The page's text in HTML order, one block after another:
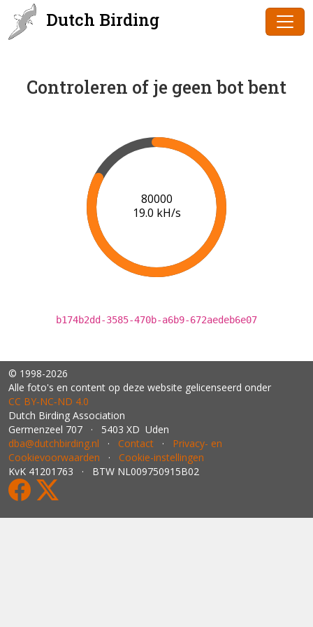
Dutch Birding
Controleren of je geen bot bent
80000
19.0 kH/s
b174b2dd-3585-470b-a6b9-672aedeb6e07
© 1998-2026
Alle foto's en content op deze website gelicenseerd onder
CC BY‑NC‑ND 4.0
Dutch Birding Association
Germenzeel 707 · 5403 XD Uden
dba@dutchbirding.nl · Contact · Privacy- en
Cookievoorwaarden · Cookie-instellingen
KvK 41201763 · BTW NL009750915B02